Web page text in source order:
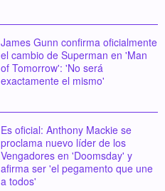
James Gunn confirma oficialmente
el cambio de Superman en 'Man
of Tomorrow': 'No será
exactamente el mismo'
Es oficial: Anthony Mackie se
proclama nuevo líder de los
Vengadores en 'Doomsday' y
afirma ser 'el pegamento que une
a todos'